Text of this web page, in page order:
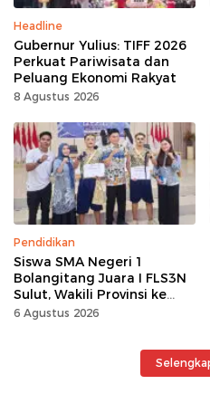
Headline
Gubernur Yulius: TIFF 2026
Perkuat Pariwisata dan
Peluang Ekonomi Rakyat
8 Agustus 2026
Pendidikan
Siswa SMA Negeri 1
Bolangitang Juara I FLS3N
Sulut, Wakili Provinsi ke
Tingkat Nasional
6 Agustus 2026